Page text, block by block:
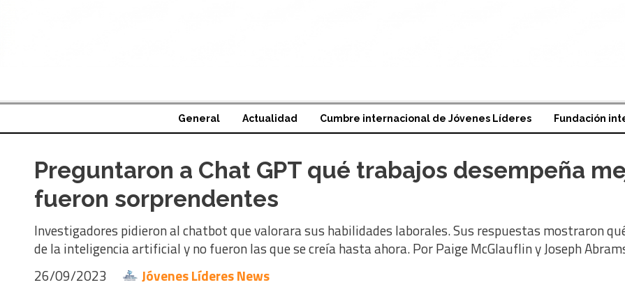
General Actualidad Cumbre internacional de Jóvenes Líderes Fundación
Preguntaron a Chat GPT qué trabajos desempeña
fueron sorprendentes
Investigadores pidieron al chatbot que valorara sus habilidades laborales. Sus respuestas mostraron
de la inteligencia artificial y no fueron las que se creía hasta ahora. Por Paige McGlauflin y Joseph
26/09/2023
Jóvenes Líderes News